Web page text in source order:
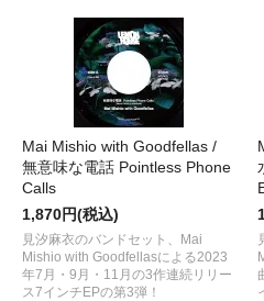
Mai Mishio with Goodfellas /
無意味な電話 Pointless Phone
Calls
1,870円(税込)
見汐麻衣のバンドセット、Mai
Mishio with Goodfellasによる2023
年7月・9月・11月の3作連続リリー
ス7インチEPの第3弾！